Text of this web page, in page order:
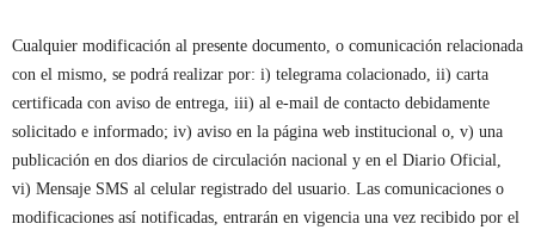
Cualquier modificación al presente documento, o comunicación relacionada
con el mismo, se podrá realizar por: i) telegrama colacionado, ii) carta
certificada con aviso de entrega, iii) al e-mail de contacto debidamente
solicitado e informado; iv) aviso en la página web institucional o, v) una
publicación en dos diarios de circulación nacional y en el Diario Oficial,
vi) Mensaje SMS al celular registrado del usuario. Las comunicaciones o
modificaciones así notificadas, entrarán en vigencia una vez recibido por el